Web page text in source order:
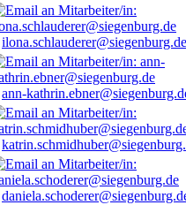
ilona.schlauderer@siegenburg.de
ann-